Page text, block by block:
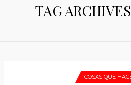
TAG
COSAS QUE